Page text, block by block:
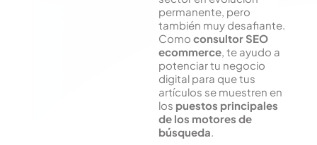
permanente, pero
también muy desafiante.
Como consultor SEO
ecommerce, te ayudo a
potenciar tu negocio
digital para que tus
artículos se muestren en
los puestos principales
de los motores de
búsqueda.